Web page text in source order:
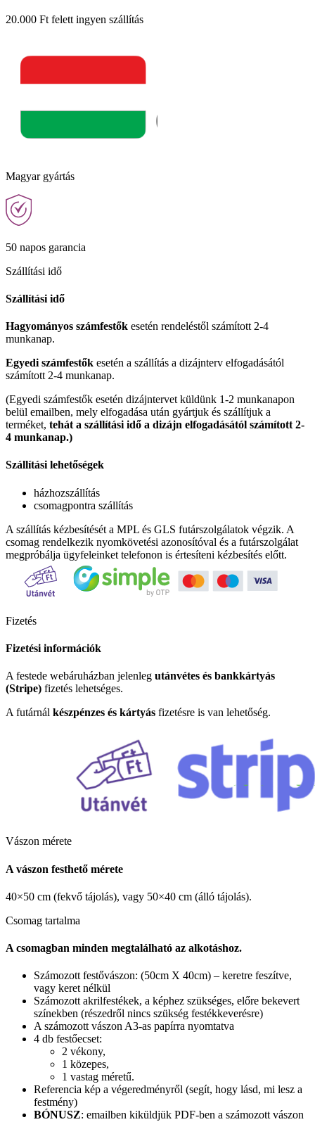
20.000 Ft felett ingyen szállítás
Magyar gyártás
50 napos garancia
Szállítási idő
Szállítási idő
Hagyományos számfestők esetén rendeléstől számított 2-4
munkanap.
Egyedi számfestők esetén a szállítás a dizájnterv elfogadásától
számított 2-4 munkanap.
(Egyedi számfestők esetén dizájntervet küldünk 1-2 munkanapon
belül emailben, mely elfogadása után gyártjuk és szállítjuk a
terméket, tehát a szállítási idő a dizájn elfogadásától számított 2-
4 munkanap.)
Szállítási lehetőségek
házhozszállítás
csomagpontra szállítás
A szállítás kézbesítését a MPL és GLS futárszolgálatok végzik. A
csomag rendelkezik nyomkövetési azonosítóval és a futárszolgálat
megpróbálja ügyfeleinket telefonon is értesíteni kézbesítés előtt.
Fizetés
Fizetési információk
A festede webáruházban jelenleg utánvétes és bankkártyás
(Stripe) fizetés lehetséges.
A futárnál készpénzes és kártyás fizetésre is van lehetőség.
Vászon mérete
A vászon festhető mérete
40×50 cm (fekvő tájolás), vagy 50×40 cm (álló tájolás).
Csomag tartalma
A csomagban minden megtalálható az alkotáshoz.
Számozott festővászon: (50cm X 40cm) – keretre feszítve,
vagy keret nélkül
Számozott akrilfestékek, a képhez szükséges, előre bekevert
színekben (részedről nincs szükség festékkeverésre)
A számozott vászon A3-as papírra nyomtatva
4 db festőecset:
2 vékony,
1 közepes,
1 vastag méretű.
Referencia kép a végeredményről (segít, hogy lásd, mi lesz a
festmény)
BÓNUSZ: emailben kiküldjük PDF-ben a számozott vászon